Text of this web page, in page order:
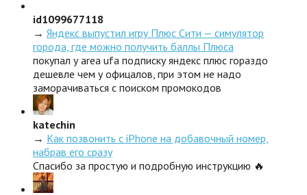
id1099677118
→ Яндекс выпустил игру Плюс Сити — симулятор
города, где можно получить баллы Плюса
покупал у area ufa подписку яндекс плюс гораздо
дешевле чем у офицалов, при этом не надо
заморачиваться с поиском промокодов
katechin
→ Как позвонить с iPhone на добавочный номер,
набрав его сразу
Спасибо за простую и подробную инструкцию 🔥